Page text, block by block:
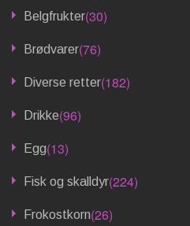
Belgfrukter(30)
Brødvarer(76)
Diverse retter(182)
Drikke(96)
Egg(13)
Fisk og skalldyr(224)
Frokostkorn(26)